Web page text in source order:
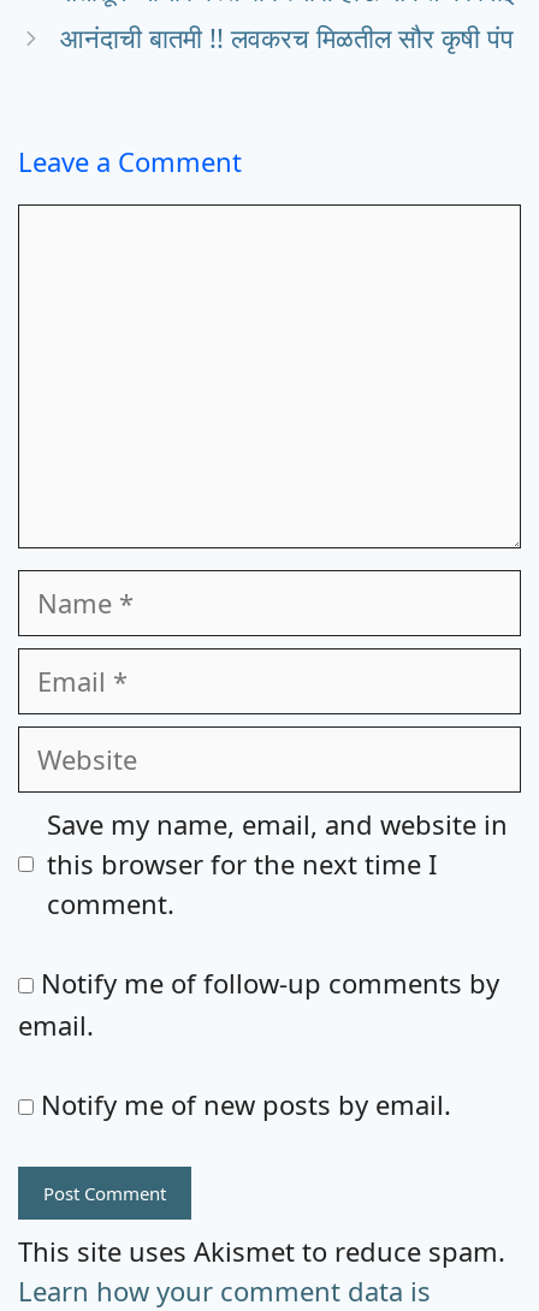
आनंदाची बातमी !! लवकरच मिळतील सौर कृषी पंप
Leave a Comment
Name
Email
Website
Save my name, email, and website in
this browser for the next time I
comment.
Notify me of follow-up comments by
email.
Notify me of new posts by email.
This site uses Akismet to reduce spam.
Learn how your comment data is